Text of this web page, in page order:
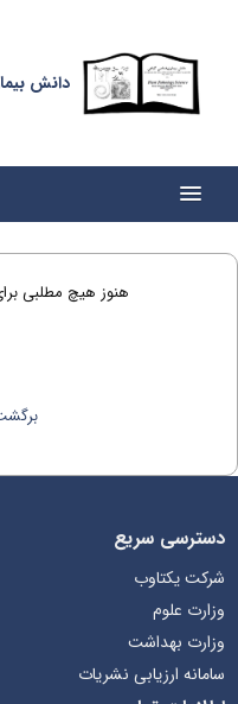
دانش
هنوز هیچ مطلبی
دسترسی سریع
شرکت یکتاوب
وزارت علوم
وزارت بهداشت
سامانه ارزیابی نشریات